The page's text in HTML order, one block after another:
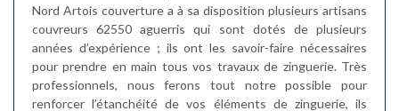
Nord Artois couverture a à sa disposition plusieurs artisans
couvreurs 62550 aguerris qui sont dotés de plusieurs
années d’expérience ; ils ont les savoir-faire nécessaires
pour prendre en main tous vos travaux de zinguerie. Très
professionnels, nous ferons tout notre possible pour
renforcer l’étanchéité de vos éléments de zinguerie, ils